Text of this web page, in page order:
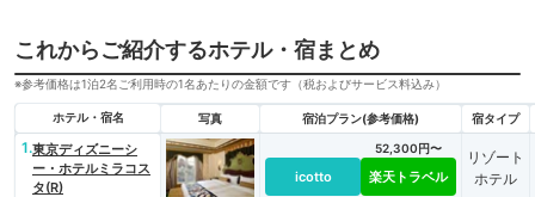
これからご紹介するホテル・宿まとめ
※参考価格は1泊2名ご利用時の1名あたりの金額です（税およびサービス料込み）
ホテル・宿名 写真 宿泊プラン(参考価格) 宿タイプ
1.東京ディズニーシ
ー・ホテルミラコス
タ(R)
icotto
52,300円〜
楽天トラベル
リゾート
ホテル